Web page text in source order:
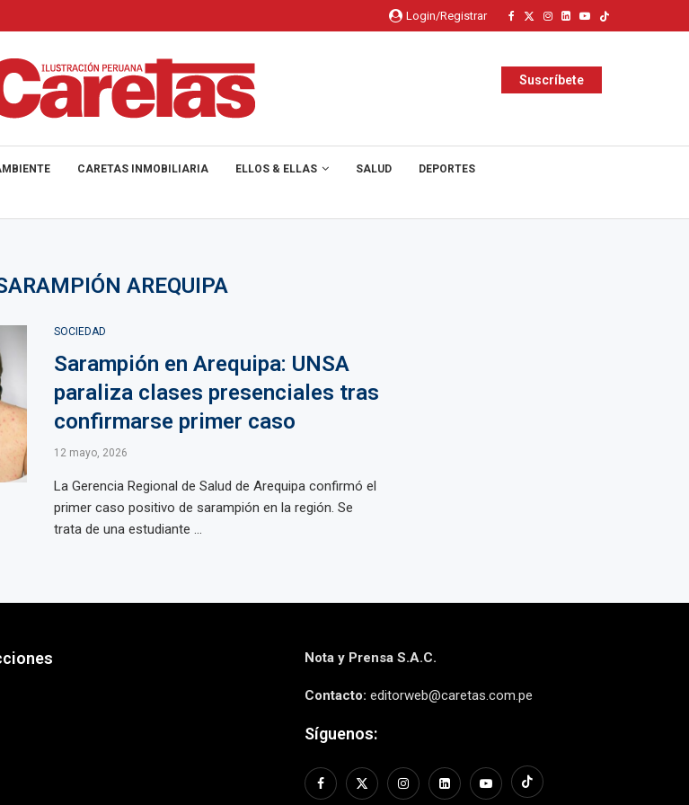
Login/Registrar
Suscríbete
CARETAS INMOBILIARIA ELLOS & ELLAS SALUD DEPORTES
AREQUIPA
SOCIEDAD
Sarampión en Arequipa: UNSA
paraliza clases presenciales tras
confirmarse primer caso
12 mayo, 2026
La Gerencia Regional de Salud de Arequipa confirmó el
primer caso positivo de sarampión en la región. Se
trata de una estudiante ...
Nota y Prensa S.A.C.
Contacto: editorweb@caretas.com.pe
Síguenos: